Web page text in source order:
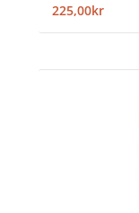
225,00kr